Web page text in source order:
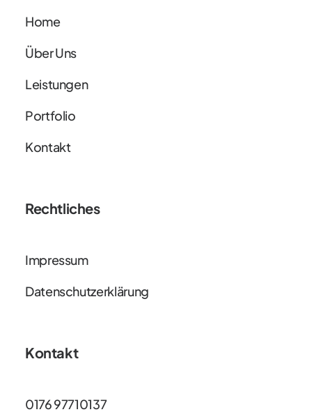
Home
Über Uns
Leistungen
Portfolio
Kontakt
Rechtliches
Impressum
Datenschutzerklärung
Kontakt
0176 97710137